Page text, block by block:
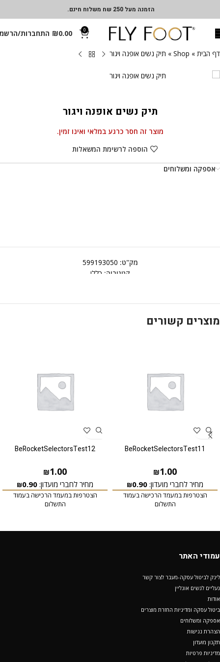
הזמנה מעל 250 שח משלוח חינם.
0
₪0.00 התחברות/
דף הבית »
Shop
» תיק נשים אופנה ויגור
תיק נשים אופנה ויגור
מוצר זה חסר כרגע במלאי ואינו זמין.
הוספה לרשימת המשאלות
אספקה ומשלוחים
מק"ט: 599193050
קטגוריה: כללי
מוצרים קשורים
BeRocketSelectorsTest11
₪1.00
מחיר לחברי מועדון: ₪0.90
הצטרפות במעמד הרכישה בעמוד
התשלום
BeRocketSelectorsTest12
₪1.00
מחיר לחברי מועדון: ₪0.90
הצטרפות במעמד הרכישה בעמוד
התשלום
עמודי האתר
לינק לביטול עסקה-מעבר לצור קשר
נעליים לנשים אונליין
אודות
ביטול עסקה ומדיניות החזרת מוצרים
אספקה ומשלוחים
הצהרת נגישות
תקנון מועדון
מדיניות פרטיות